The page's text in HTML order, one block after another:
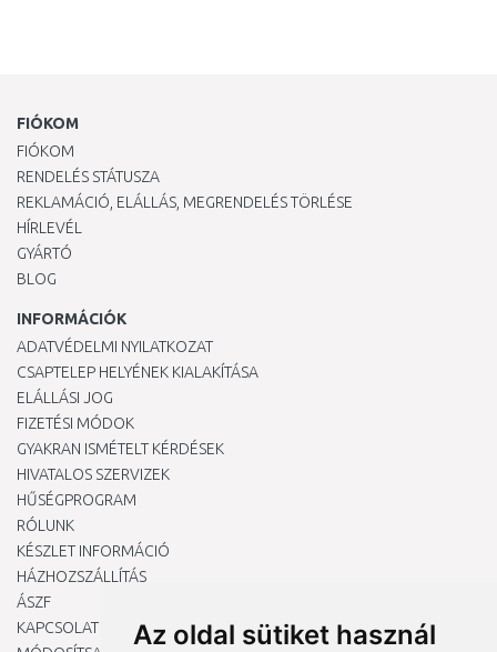
Az oldal sütiket használ
FIÓKOM
FIÓKOM
RENDELÉS STÁTUSZA
REKLAMÁCIÓ, ELÁLLÁS, MEGRENDELÉS TÖRLÉSE
HÍRLEVÉL
GYÁRTÓ
BLOG
INFORMÁCIÓK
ADATVÉDELMI NYILATKOZAT
CSAPTELEP HELYÉNEK KIALAKÍTÁSA
ELÁLLÁSI JOG
FIZETÉSI MÓDOK
GYAKRAN ISMÉTELT KÉRDÉSEK
HIVATALOS SZERVIZEK
HŰSÉGPROGRAM
RÓLUNK
KÉSZLET INFORMÁCIÓ
HÁZHOZSZÁLLÍTÁS
ÁSZF
KAPCSOLAT